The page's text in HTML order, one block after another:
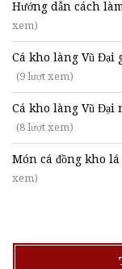
Hướng dẫn cách
xem)
Cá kho làng Vũ Đại
(9 lượt xem)
Cá kho làng Vũ Đại
(8 lượt xem)
Món cá đồng kho
xem)